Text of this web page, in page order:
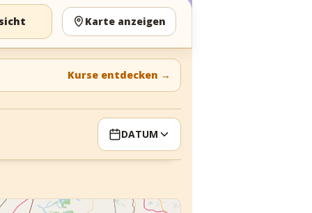
Karte anzeigen
Kurse entdecken →
DATUM